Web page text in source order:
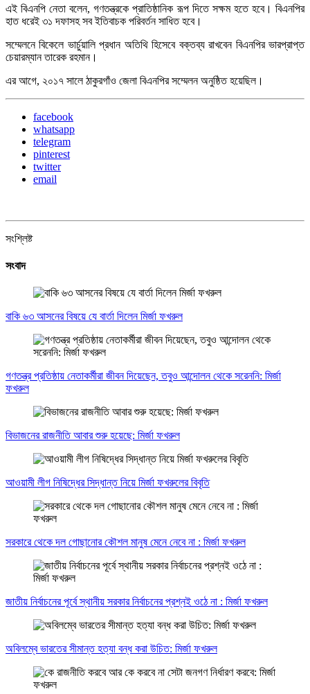
এই বিএনপি নেতা বলেন, গণতন্ত্রকে প্রাতিষ্ঠানিক রূপ দিতে সক্ষম হতে হবে। বিএনপির
হাত ধরেই ৩১ দফাসহ সব ইতিবাচক পরিবর্তন সাধিত হবে।
সম্মেলনে বিকেলে ভার্চুয়ালি প্রধান অতিথি হিসেবে বক্তব্য রাখবেন বিএনপির ভারপ্রাপ্ত
চেয়ারম্যান তারেক রহমান।
এর আগে, ২০১৭ সালে ঠাকুরগাঁও জেলা বিএনপির সম্মেলন অনুষ্ঠিত হয়েছিল।
facebook
whatsapp
telegram
pinterest
twitter
email
সংশ্লিষ্ট
সংবাদ
বাকি ৬৩ আসনের বিষয়ে যে বার্তা দিলেন মির্জা ফখরুল
গণতন্ত্র প্রতিষ্ঠায় নেতাকর্মীরা জীবন দিয়েছেন, তবুও আন্দোলন থেকে সরেননি: মির্জা
ফখরুল
বিভাজনের রাজনীতি আবার শুরু হয়েছে: মির্জা ফখরুল
আওয়ামী লীগ নিষিদ্ধের সিদ্ধান্ত নিয়ে মির্জা ফখরুলের বিবৃতি
সরকারে থেকে দল গোছানোর কৌশল মানুষ মেনে নেবে না : মির্জা ফখরুল
জাতীয় নির্বাচনের পূর্বে স্থানীয় সরকার নির্বাচনের প্রশ্নই ওঠে না : মির্জা ফখরুল
অবিলম্বে ভারতের সীমান্ত হত্যা বন্ধ করা উচিত: মির্জা ফখরুল